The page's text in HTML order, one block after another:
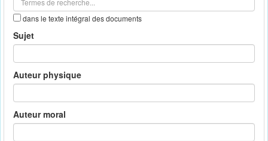
dans le texte intégral des documents
Sujet
Auteur physique
Auteur moral